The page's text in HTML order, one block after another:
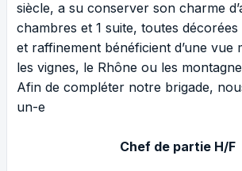
siècle, a su conserver son charme
chambres et 1 suite, toutes décorées
et raffinement bénéficient d’une vue
les vignes, le Rhône ou les
Afin de compléter notre brigade,
un-e
Chef de partie H/F